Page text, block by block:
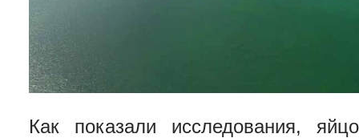
Как показали исследования,